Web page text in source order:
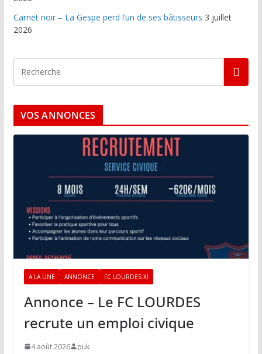
Carnet noir – La Gespe perd l’un de ses bâtisseurs 3 juillet
2026
VOS ANNONCES
A LA UNE ANNONCE FC LOURDES XI
Annonce – Le FC LOURDES
recrute un emploi civique
4 août 2026 puk